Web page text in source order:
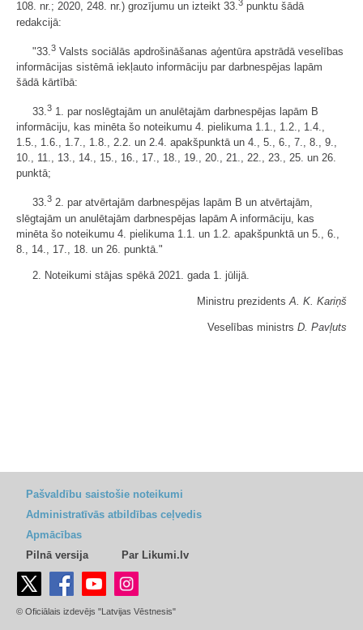
108. nr.; 2020, 248. nr.) grozījumu un izteikt 33.3 punktu šādā
redakcijā:
"33. 3 Valsts sociālās apdrošināšanas aģentūra apstrādā veselības
informācijas sistēmā iekļauto informāciju par darbnespējas lapām
šādā kārtībā:
33.3 1. par noslēgtajām un anulētajām darbnespējas lapām B
informāciju, kas minēta šo noteikumu 4. pielikuma 1.1., 1.2., 1.4.,
1.5., 1.6., 1.7., 1.8., 2.2. un 2.4. apakšpunktā un 4., 5., 6., 7., 8., 9.,
10., 11., 13., 14., 15., 16., 17., 18., 19., 20., 21., 22., 23., 25. un 26.
punktā;
33.3 2. par atvērtajām darbnespējas lapām B un atvērtajām,
slēgtajām un anulētajām darbnespējas lapām A informāciju, kas
minēta šo noteikumu 4. pielikuma 1.1. un 1.2. apakšpunktā un 5., 6.,
8., 14., 17., 18. un 26. punktā."
2. Noteikumi stājas spēkā 2021. gada 1. jūlijā.
Ministru prezidents A. K. Kariņš
Veselības ministrs D. Pavļuts
Pašvaldību saistošie noteikumi
Administratīvās atbildības ceļvedis
Apmācības
Pilnā versija
Par Likumi.lv
© Oficiālais izdevējs "Latvijas Vēstnesis"